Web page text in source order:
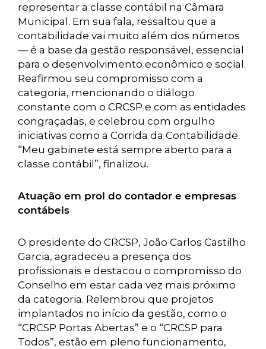
representar a classe contábil na Câmara
Municipal. Em sua fala, ressaltou que a
contabilidade vai muito além dos números
— é a base da gestão responsável, essencial
para o desenvolvimento econômico e social.
Reafirmou seu compromisso com a
categoria, mencionando o diálogo
constante com o CRCSP e com as entidades
congraçadas, e celebrou com orgulho
iniciativas como a Corrida da Contabilidade.
“Meu gabinete está sempre aberto para a
classe contábil”, finalizou.
Atuação em prol do contador e empresas
contábeis
O presidente do CRCSP, João Carlos Castilho
Garcia, agradeceu a presença dos
profissionais e destacou o compromisso do
Conselho em estar cada vez mais próximo
da categoria. Relembrou que projetos
implantados no início da gestão, como o
“CRCSP Portas Abertas” e o “CRCSP para
Todos”, estão em pleno funcionamento,